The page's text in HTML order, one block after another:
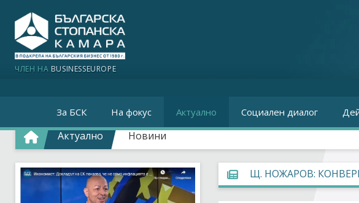
ЧЛЕН НА BUSINESSEUROPE
За БСК На фокус Актуално Социален диалог
Актуално Новини
Щ. НОЖАРОВ: